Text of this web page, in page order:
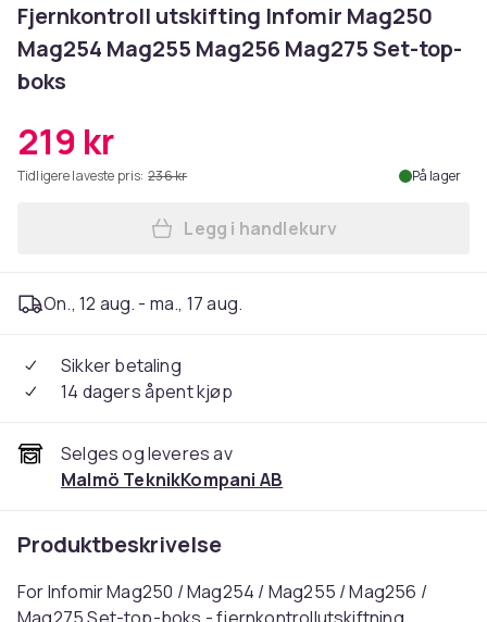
Fjernkontroll utskifting Infomir Mag250
Mag254 Mag255 Mag256 Mag275 Set-top-
boks
219 kr
Tidligere laveste pris: 236 kr På lager
Legg Fjernkontroll
Legg i handlekurv
On., 12 aug. - ma., 17 aug.
Sikker betaling
14 dagers åpent kjøp
Selges og leveres av
Malmö TeknikKompani AB
Produktbeskrivelse
For Infomir Mag250 / Mag254 / Mag255 / Mag256 /